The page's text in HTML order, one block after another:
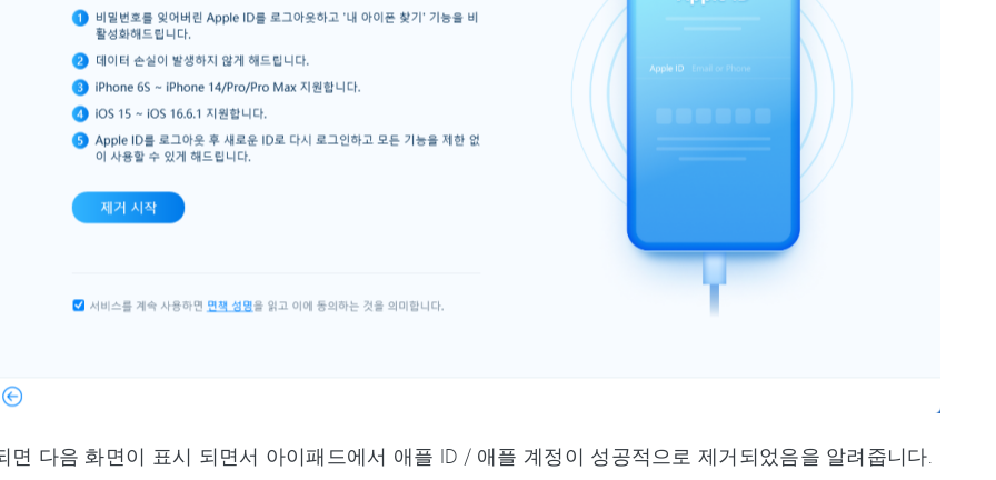
면 다음 화면이 표시 되면서 아이패드에서 애플 ID / 애플 계정이 성공적으로 제거되었음을 알려줍니다.